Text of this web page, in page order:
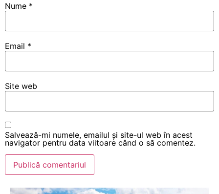
Nume *
Email *
Site web
Salvează-mi numele, emailul și site-ul web în acest
navigator pentru data viitoare când o să comentez.